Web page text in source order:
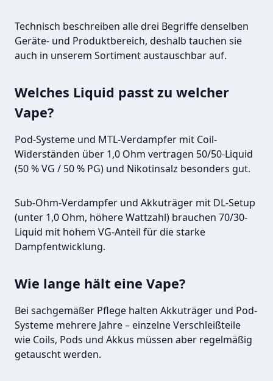
Technisch beschreiben alle drei Begriffe denselben
Geräte- und Produktbereich, deshalb tauchen sie
auch in unserem Sortiment austauschbar auf.
Welches Liquid passt zu welcher
Vape?
Pod-Systeme und MTL-Verdampfer mit Coil-
Widerständen über 1,0 Ohm vertragen 50/50-Liquid
(50 % VG / 50 % PG) und Nikotinsalz besonders gut.
Sub-Ohm-Verdampfer und Akkuträger mit DL-Setup
(unter 1,0 Ohm, höhere Wattzahl) brauchen 70/30-
Liquid mit hohem VG-Anteil für die starke
Dampfentwicklung.
Wie lange hält eine Vape?
Bei sachgemäßer Pflege halten Akkuträger und Pod-
Systeme mehrere Jahre – einzelne Verschleißteile
wie Coils, Pods und Akkus müssen aber regelmäßig
getauscht werden.